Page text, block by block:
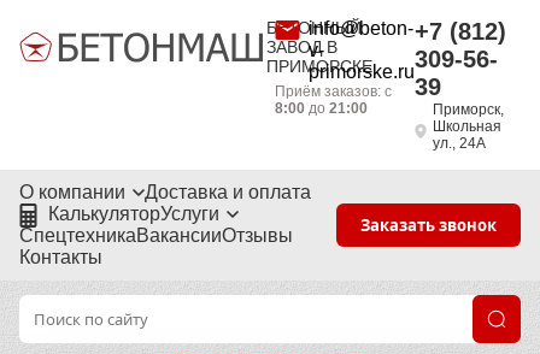
БЕТОННЫЙ
ЗАВОД В
ПРИМОРСКЕ
info@beton-
v-
primorske.ru
Приём заказов: с
8:00 до21:00
+7 (812)
309-56-
39
Приморск,
Школьная
ул., 24А
О компании
Доставка и оплата
КалькуляторУслуги
СпецтехникаВакансииОтзывы
Контакты
Заказать звонок